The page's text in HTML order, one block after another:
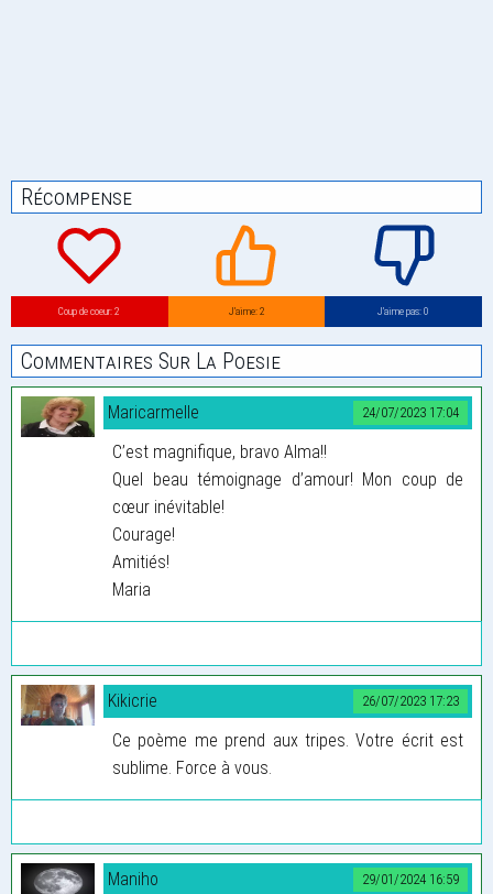
Récompense
Coup de coeur: 2 J’aime: 2 J’aime pas: 0
Commentaires Sur La Poesie
24/07/2023 17:04
Maricarmelle
C’est magnifique, bravo Alma!!
Quel beau témoignage d’amour! Mon coup de
cœur inévitable!
Courage!
Amitiés!
Maria
26/07/2023 17:23
Kikicrie
Ce poème me prend aux tripes. Votre écrit est
sublime. Force à vous.
29/01/2024 16:59
Maniho